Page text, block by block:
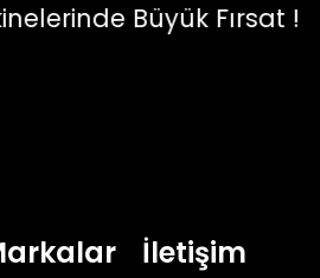
Büyük Fırsat !
İletişim